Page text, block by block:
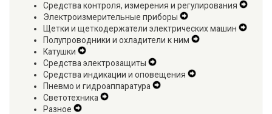
Navigation
Menu
Secondary
Navigation
Menu
Средства контроля, измерения и регулирования
Электроизмерительные приборы
Secondary
Navigation
Щетки и щеткодержатели электрических машин
Полупроводники и охладители к ним
Катушки
Secondary
Navigation
Menu
Средства электрозащиты
Secondary
Navigation
Средства индикации и оповещения
Пневмо и гидроаппаратура
Светотехника
Разное